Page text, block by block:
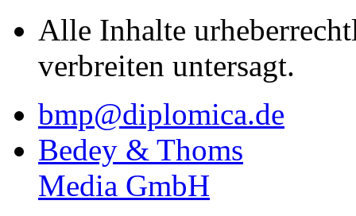
Alle Inhalte
verbreiten untersagt.
bmp@diplomica.de
Bedey & Thoms
Media GmbH